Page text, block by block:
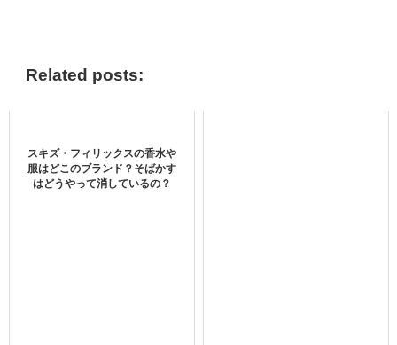
組情報はこちらから＞＞
実家・国籍は？
Related posts:
スキズ・フィリックスの香水や
服はどこのブランド？そばかす
はどうやって消しているの？